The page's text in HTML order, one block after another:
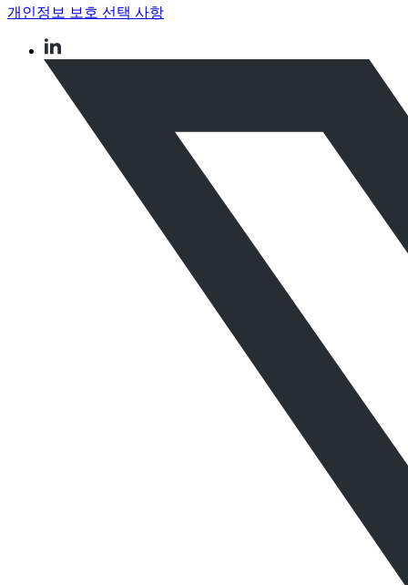
개인정보 보호 선택 사항